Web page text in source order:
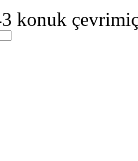
konuk